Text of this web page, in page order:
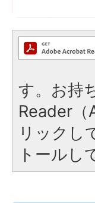
す。お持
Reader
リックし
トールし